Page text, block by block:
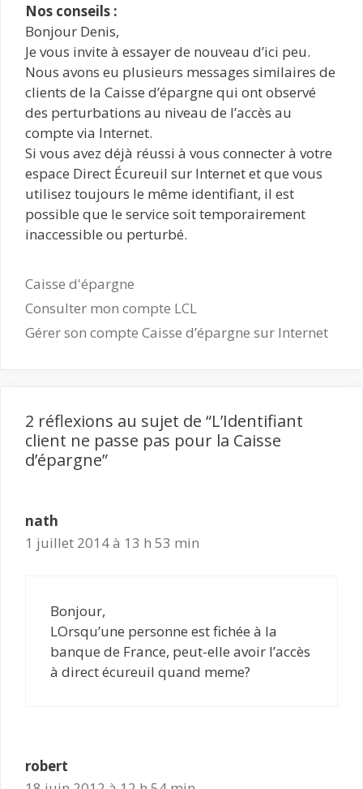
Nos conseils :
Bonjour Denis,
Je vous invite à essayer de nouveau d’ici peu.
Nous avons eu plusieurs messages similaires de
clients de la Caisse d’épargne qui ont observé
des perturbations au niveau de l’accès au
compte via Internet.
Si vous avez déjà réussi à vous connecter à votre
espace Direct Écureuil sur Internet et que vous
utilisez toujours le même identifiant, il est
possible que le service soit temporairement
inaccessible ou perturbé.
Catégories
Caisse d'épargne
Consulter mon compte LCL
Gérer son compte Caisse d’épargne sur Internet
2 réflexions au sujet de “L’Identifiant
client ne passe pas pour la Caisse
d’épargne”
nath
1 juillet 2014 à 13 h 53 min
Bonjour,
LOrsqu’une personne est fichée à la
banque de France, peut-elle avoir l’accès
à direct écureuil quand meme?
robert